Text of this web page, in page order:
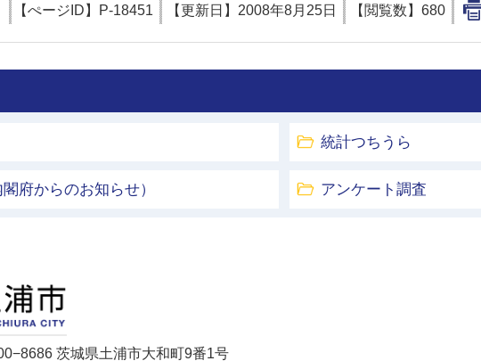
【ぺージID】 P-18451 【更新日】 2008年8月25日 【閲覧数】 680
統計つちうら
府からのお知らせ） アンケート調査
茨城県土浦市大和町9番1号